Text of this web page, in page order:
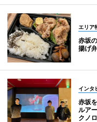
エリア
赤坂
揚げ
インタ
赤坂
ルア
クノ